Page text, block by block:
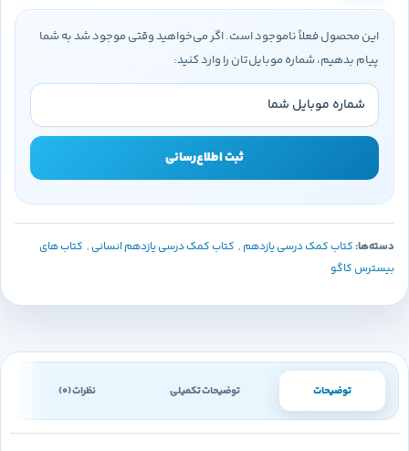
این محصول فعلاً ناموجود است. اگر می‌خواهید وقتی موجود شد به شما
پیام بدهیم، شماره موبایل‌تان را وارد کنید:
ثبت اطلاع‌رسانی
دسته‌ها:کتاب کمک درسی یازدهم , کتاب کمک درسی یازدهم انسانی , کتاب های
بیسترس کاگو
توضیحات توضیحات تکمیلی نظرات (0)